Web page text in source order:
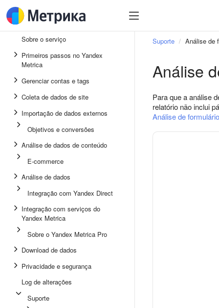
Sobre o serviço
Primeiros passos no Yandex
Metrica
Gerenciar contas e tags
Coleta de dados de site
Importação de dados externos
Objetivos e conversões
Análise de dados de conteúdo
E-commerce
Análise de dados
Integração com Yandex Direct
Integração com serviços do
Yandex Metrica
Sobre o Yandex Metrica Pro
Download de dados
Privacidade e segurança
Log de alterações
Suporte
Suporte Análise de
Análise
Para que a análise
relatório não inclui
Análise de